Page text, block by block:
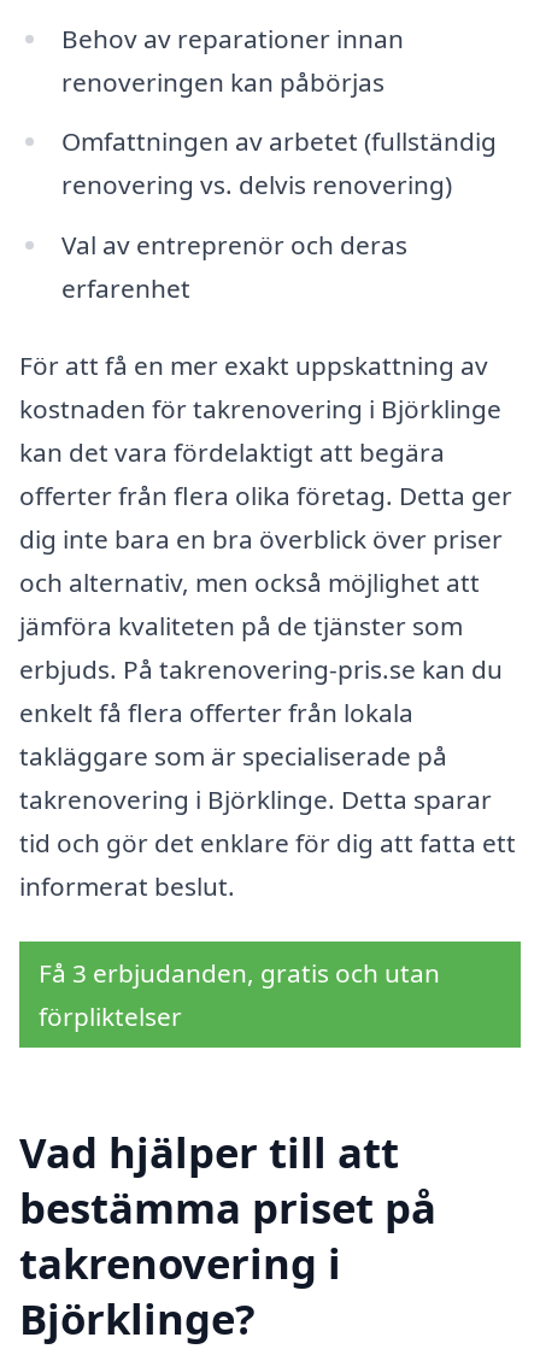
Behov av reparationer innan
renoveringen kan påbörjas
Omfattningen av arbetet (fullständig
renovering vs. delvis renovering)
Val av entreprenör och deras
erfarenhet
För att få en mer exakt uppskattning av
kostnaden för takrenovering i Björklinge
kan det vara fördelaktigt att begära
offerter från flera olika företag. Detta ger
dig inte bara en bra överblick över priser
och alternativ, men också möjlighet att
jämföra kvaliteten på de tjänster som
erbjuds. På takrenovering-pris.se kan du
enkelt få flera offerter från lokala
takläggare som är specialiserade på
takrenovering i Björklinge. Detta sparar
tid och gör det enklare för dig att fatta ett
informerat beslut.
Få 3 erbjudanden, gratis och utan
förpliktelser
Vad hjälper till att
bestämma priset på
takrenovering i
Björklinge?